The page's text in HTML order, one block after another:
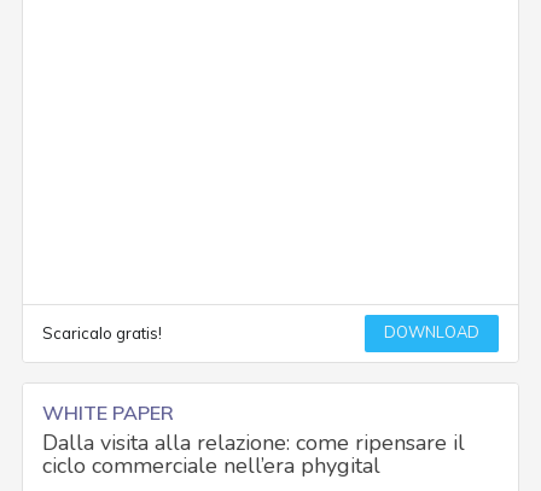
Scaricalo gratis! DOWNLOAD
WHITE PAPER
Dalla visita alla relazione: come ripensare il
ciclo commerciale nell’era phygital